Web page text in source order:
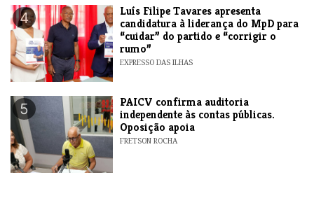
4
Luís Filipe Tavares apresenta
candidatura à liderança do MpD para
“cuidar” do partido e “corrigir o
rumo”
EXPRESSO DAS ILHAS
5
​PAICV confirma auditoria
independente às contas públicas.
Oposição apoia
FRETSON ROCHA